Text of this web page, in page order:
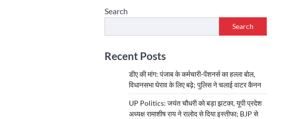
Search
Search
Recent Posts
डीए की मांग: पंजाब के कर्मचारी-पेंशनर्स का हल्ला बोल,
विधानसभा घेराव के लिए बढ़े; पुलिस ने चलाई वाटर कैनन
UP Politics: जयंत चौधरी को बड़ा झटका, यूपी प्रदेश
अध्यक्ष रामाशीष राय ने रालोद से दिया इस्तीफा; BJP से